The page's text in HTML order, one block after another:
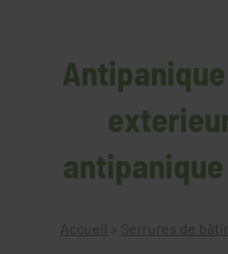
Accueil > Serrures de